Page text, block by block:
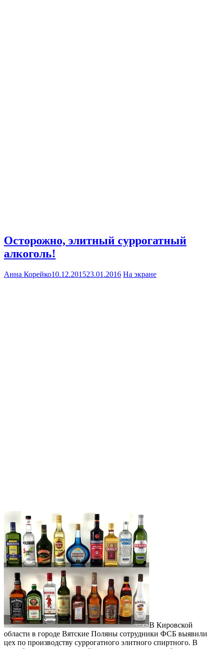
Осторожно, элитный суррогатный
алкоголь!
Анна Корейко10.12.201523.01.2016 На экране
В Кировской
области в городе Вятские Поляны сотрудники ФСБ выявили
цех по производству суррогатного элитного спиртного. В